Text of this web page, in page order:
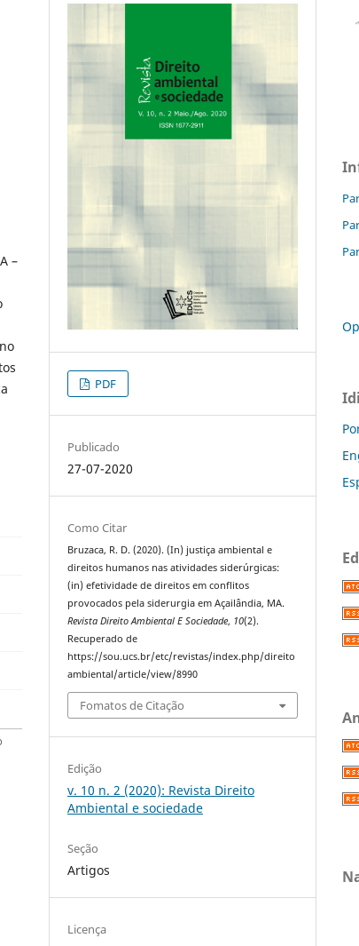
–
PDF
Publicado
27-07-2020
Como Citar
Bruzaca, R. D. (2020). (In) justiça ambiental e
direitos humanos nas atividades siderúrgicas:
(in) efetividade de direitos em conflitos
provocados pela siderurgia em Açailândia, MA.
Revista Direito Ambiental E Sociedade, 10(2).
Recuperado de
https://sou.ucs.br/etc/revistas/index.php/direito
ambiental/article/view/8990
Fomatos de Citação
Edição
v. 10 n. 2 (2020): Revista Direito
Ambiental e sociedade
Seção
Artigos
Licença